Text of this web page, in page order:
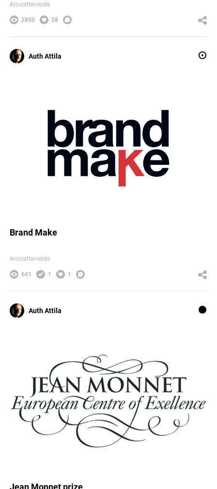
Arculattervezés
2850 28
Auth Attila
Brand Make
Arculattervezés
641 1 1
Auth Attila
Jean Monnet prize